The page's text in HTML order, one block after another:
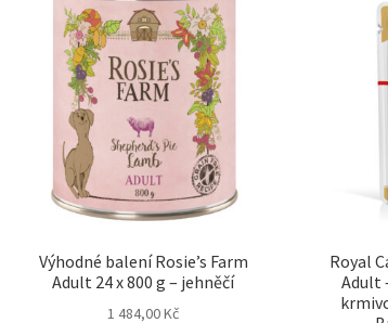
Výhodné balení Rosie’s Farm
Adult 24 x 800 g – jehněčí
1 484,00Kč
Royal
Adult